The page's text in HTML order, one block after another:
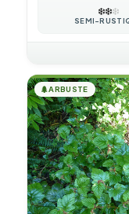
❄️❄️❄️
SEMI-
🌲ARBUSTE